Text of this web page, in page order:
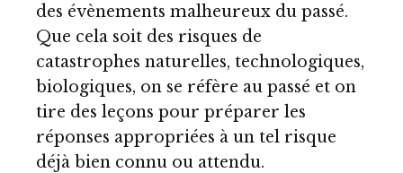
des évènements malheureux du passé.
Que cela soit des risques de
catastrophes naturelles, technologiques,
biologiques, on se réfère au passé et on
tire des leçons pour préparer les
réponses appropriées à un tel risque
déjà bien connu ou attendu.